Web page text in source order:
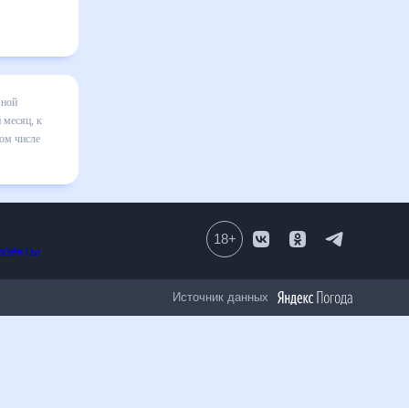
в
18+
Источник данных